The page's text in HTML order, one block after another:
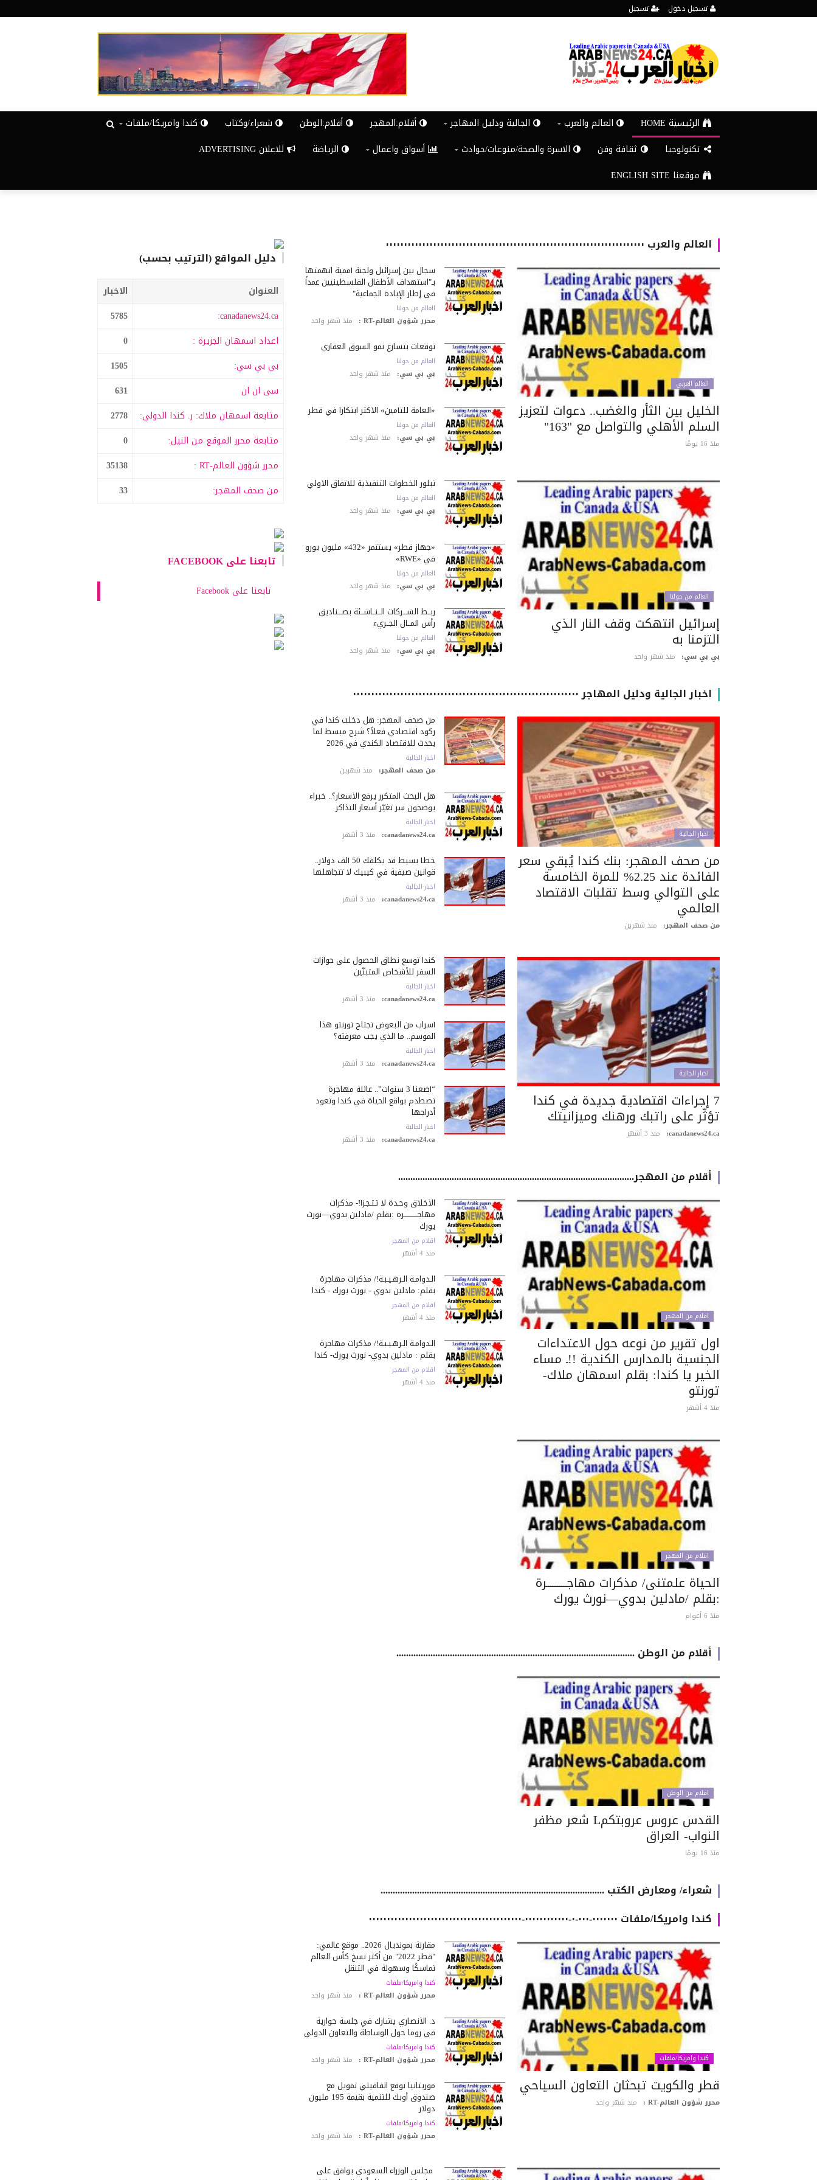
تسجيل دخول تسجيل
الرئيسية HOME العالم والعرب الجالية ودليل المهاجر أقلام:المهجر أقلام:الوطن شعراء/وكتاب
كندا وامريكا/ملفات
تكنولوجيا
ثقافة وفن الاسرة والصحة/منوعات/حوادث أسواق واعمال الرياضة
للاعلان ADVERTISING
موقعنا ENGLISH SITE
دليل المواقع (الترتيب بحسب)
العنوان
الاخبار
canadanews24.ca:
5785
اعداد اسمهان الجزيرة :
0
بي بي سي:
1505
سى ان ان
631
متابعة اسمهان ملاك: ر. كندا الدولي:
2778
متابعة محرر الموقع من النيل:
0
محرر شؤون العالم-RT :
35138
من صحف المهجر:
33
تابعنا على FACEBOOK
تابعنا على Facebook
العالم والعرب ٠٠٠٠٠٠٠٠٠٠٠٠٠٠٠٠٠٠٠٠٠٠٠٠٠٠٠٠٠٠٠٠٠٠٠٠٠٠٠٠٠٠٠٠٠٠٠٠٠٠٠٠٠٠٠٠٠٠٠٠٠٠٠٠٠٠٠٠٠٠٠
العالم العربي
الخليل بين الثأر والغضب.. دعوات لتعزيز
السلم الأهلي والتواصل مع "163"
منذ 16 يومًا
سجال بين إسرائيل ولجنة أممية اتهمتها
بـ"استهداف الأطفال الفلسطينيين عمداً
في إطار الإبادة الجماعية"
العالم من حولنا
محرر شؤون العالم-RT : منذ شهر واحد
توقعات بتسارع نمو السوق العقاري
العالم من حولنا
بي بي سي: منذ شهر واحد
«العامة للتأمين» الأكثر ابتكاراً في قطر
العالم من حولنا
بي بي سي: منذ شهر واحد
العالم من حولنا
إسرائيل انتهكت وقف النار الذي
التزمنا به
بي بي سي: منذ شهر واحد
تبلور الخطوات التنفيذية للاتفاق الأولي
العالم من حولنا
بي بي سي: منذ شهر واحد
«جهاز قطر» يستثمر «432» مليون يورو
في «RWE»
العالم من حولنا
بي بي سي: منذ شهر واحد
ربــط الشـــركات الــنــاشــئة بصـــناديق
رأس المــال الجــريء
العالم من حولنا
بي بي سي: منذ شهر واحد
اخبار الجالية ودليل المهاجر ٠٠٠٠٠٠٠٠٠٠٠٠٠٠٠٠٠٠٠٠٠٠٠٠٠٠٠٠٠٠٠٠٠٠٠٠٠٠٠٠٠٠٠٠٠٠٠٠٠٠٠٠٠٠٠٠٠٠٠٠٠٠
اخبار الجالية
من صحف المهجر: بنك كندا يُبقي سعر
الفائدة عند 2.25% للمرة الخامسة
على التوالي وسط تقلبات الاقتصاد
العالمي
من صحف المهجر: منذ شهرين
من صحف المهجر: هل دخلت كندا في
ركود اقتصادي فعلاً؟ شرح مبسط لما
يحدث للاقتصاد الكندي في 2026
اخبار الجالية
من صحف المهجر: منذ شهرين
هل البحث المتكرر يرفع الأسعار؟.. خبراء
يوضحون سر تغيّر أسعار التذاكر
اخبار الجالية
canadanews24.ca: منذ 3 أشهر
خطأ بسيط قد يكلّفك 50 ألف دولار..
قوانين صيفية في كيبيك لا تتجاهلها
اخبار الجالية
canadanews24.ca: منذ 3 أشهر
اخبار الجالية
7 إجراءات اقتصادية جديدة في كندا
تؤثّر على راتبك ورهنك وميزانيتك
canadanews24.ca: منذ 3 أشهر
كندا توسع نطاق الحصول على جوازات
السفر للأشخاص المتبنّين
اخبار الجالية
canadanews24.ca: منذ 3 أشهر
أسراب من البعوض تجتاح تورنتو هذا
الموسم.. ما الذي يجب معرفته؟
اخبار الجالية
canadanews24.ca: منذ 3 أشهر
“أضعنا 3 سنوات”.. عائلة مهاجرة
تصطدم بواقع الحياة في كندا وتعود
أدراجها
اخبار الجالية
canadanews24.ca: منذ 3 أشهر
أقلام من المهجر.................................................................................................
اقلام من المهجر
اول تقرير من نوعه حول الاعتداءات
الجنسية بالمدارس الكندية !!ـ مساء
الخير يا كندا: بقلم اسمهان ملاك-
تورنتو
منذ 4 أشهر
الأخلاق وحـدة لا تـتـجـزأ!- مذكرات
مهاجـــــــــــرة :بقلم /مادلين بدوي—نورث
يورك
اقلام من المهجر
منذ 4 أشهر
الـدوامـة الـرهـيـبـة!/ مذكرات مهاجرة
بقلم: مادلين بدوي - نورث يورك - كندا
اقلام من المهجر
منذ 4 أشهر
الـدوامـة الـرهـيـبـة!/ مذكرات مهاجرة
بقلم : مادلين بدوي- نورث يورك- كندا
اقلام من المهجر
منذ 4 أشهر
اقلام من المهجر
الحياة علمتنى/ مذكرات مهاجـــــــــــرة
:بقلم /مادلين بدوي—نورث يورك
منذ 6 أعوام
أقلام من الوطن ..................................................................................................
اقلام من الوطن
القدس عروس عروبتكمL شعر مظفر
النواب- العراق
منذ 16 يومًا
شعراء/ ومعارض الكتب ............................................................................................
كندا وامريكا/ملفات ٠٠٠٠٠٠٠-٠٠٠-٠-٠٠٠٠٠٠٠٠٠٠٠٠-٠٠٠٠٠٠٠٠٠٠٠٠٠٠٠٠٠٠٠٠٠٠٠٠٠٠٠٠٠٠٠٠٠٠٠٠٠٠٠٠٠٠
كندا وامريكا/ملفات
قطر والكويت تبحثان التعاون السياحي
محرر شؤون العالم-RT : منذ شهر واحد
مقارنة بمونديال 2026.. موقع عالمي:
"قطر 2022" من أكثر نسخ كأس العالم
تماسكًا وسهولة في التنقل
كندا وامريكا/ملفات
محرر شؤون العالم-RT : منذ شهر واحد
د. الأنصاري يشارك في جلسة حوارية
في روما حول الوساطة والتعاون الدولي
كندا وامريكا/ملفات
محرر شؤون العالم-RT : منذ شهر واحد
موريتانيا توقع اتفاقيتي تمويل مع
صندوق أوبك للتنمية بقيمة 195 مليون
دولار
كندا وامريكا/ملفات
محرر شؤون العالم-RT : منذ شهر واحد
مجلس الوزراء السعودي يوافق على